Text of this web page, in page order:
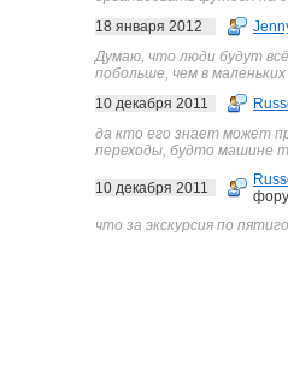
18 января 2012
Думаю, что люди будут
побольше, чем в маленьких
10 декабря 2011
да кто его знает может
переходы, будто машине
10 декабря 2011
что за экскурсия по